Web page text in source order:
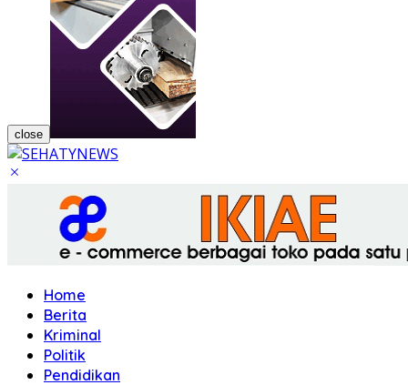
close
Home
Berita
Kriminal
Politik
Pendidikan